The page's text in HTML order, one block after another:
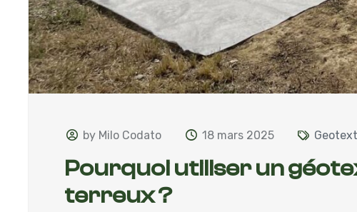
by Milo Codato 18 mars 2025
Pourquoi utiliser un
terreux ?